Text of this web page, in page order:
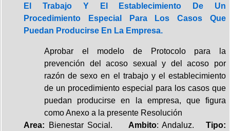
El Trabajo Y El Establecimiento De Un
Procedimiento Especial Para Los Casos Que
Puedan Producirse En La Empresa.
Aprobar el modelo de Protocolo para la
prevención del acoso sexual y del acoso por
razón de sexo en el trabajo y el establecimiento
de un procedimiento especial para los casos que
puedan producirse en la empresa, que figura
como Anexo a la presente Resolución
Area: Bienestar Social. Ambito: Andaluz.Tipo: